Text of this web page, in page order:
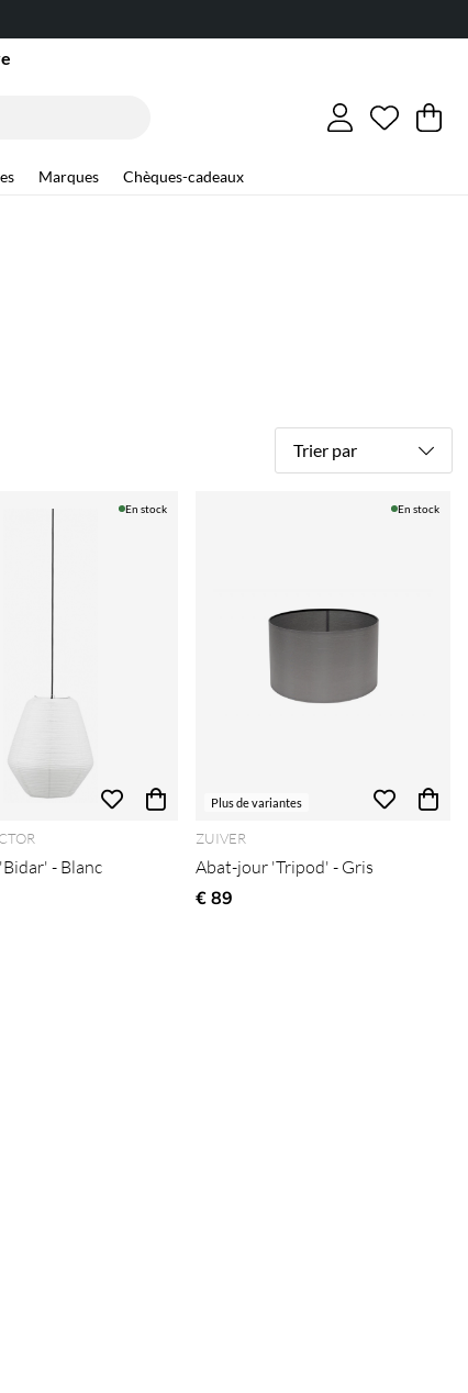
Liste de
Nombre
. .
Marques
Chèques-cadeaux
Trier par
En stock
- Blanc
Plus de variantes
En stock
ZUIVER
Abat-jour 'Tripod' - Gris
€ 89